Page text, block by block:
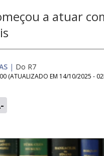
a atuar
| Do R7
(ATUALIZADO EM 14/10/2025 -